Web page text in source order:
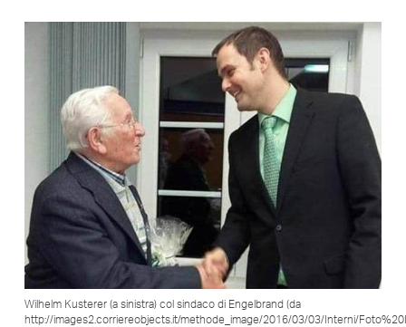
Wilhelm Kusterer (a sinistra) col sindaco di Engelbrand (da
http://images2.corriereobjects.it/methode_image/2016/03/03/Interni/